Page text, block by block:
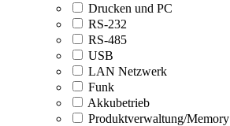
Drucken und PC
RS-232
RS-485
USB
LAN Netzwerk
Funk
Akkubetrieb
Produktverwaltung/Memory